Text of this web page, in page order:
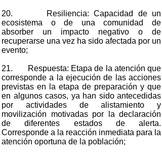
20. Resiliencia: Capacidad de un
ecosistema o de una comunidad de
absorber un impacto negativo o de
recuperarse una vez ha sido afectada por un
evento;
21. Respuesta: Etapa de la atención que
corresponde a la ejecución de las acciones
previstas en la etapa de preparación y que
en algunos casos, ya han sido antecedidas
por actividades de alistamiento y
movilización motivadas por la declaración
de diferentes estados de alerta.
Corresponde a la reacción inmediata para la
atención oportuna de la población;